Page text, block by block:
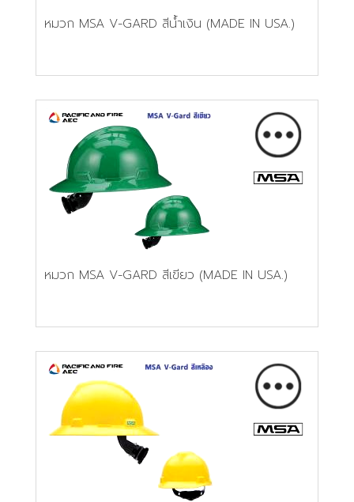
หมวก MSA V-GARD สีน้ำเงิน (MADE IN USA.)
หมวก MSA V-GARD สีเขียว (MADE IN USA.)